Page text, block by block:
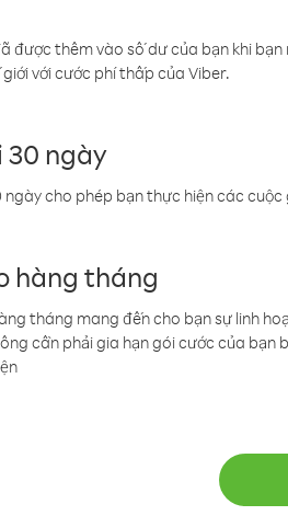
được thêm vào số dư của bạn khi
với cước phí thấp của Viber.
30 ngày
ngày cho phép bạn thực hiện các
hàng tháng
tháng mang đến cho bạn sự linh
cần phải gia hạn gói cước của